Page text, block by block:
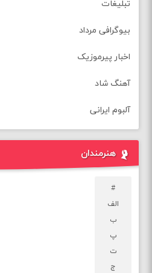
تبلیغات
بیوگرافی مرداد
اخبار پیرموزیک
آهنگ شاد
آلبوم ایرانی
هنرمندان
#
الف
ب
پ
ت
ج